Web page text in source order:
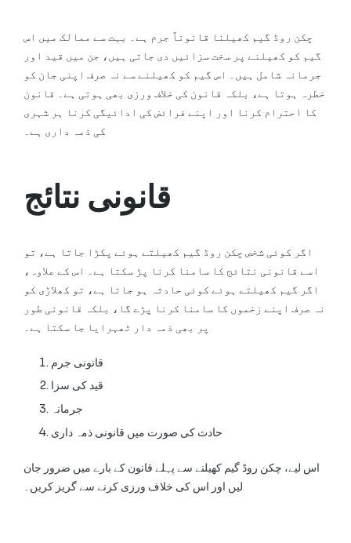
چکن روڈ گیم کھیلنا قانوناً جرم ہے۔ بہت سے ممالک میں اس
گیم کو کھیلنے پر سخت سزائیں دی جاتی ہیں، جن میں قید اور
جرمانہ شامل ہیں۔ اس گیم کو کھیلنے سے نہ صرف اپنی جان کو
خطرہ ہوتا ہے، بلکہ قانون کی خلاف ورزی بھی ہوتی ہے۔ قانون
کا احترام کرنا اور اپنے فرائض کی ادائیگی کرنا ہر شہری
کی ذمہ داری ہے۔
قانونی نتائج
اگر کوئی شخص چکن روڈ گیم کھیلتے ہوئے پکڑا جاتا ہے، تو
اسے قانونی نتائج کا سامنا کرنا پڑ سکتا ہے۔ اس کے علاوہ،
اگر گیم کھیلتے ہوئے کوئی حادثہ ہو جاتا ہے، تو کھلاڑی کو
نہ صرف اپنے زخموں کا سامنا کرنا پڑے گا، بلکہ قانونی طور
پر بھی ذمہ دار ٹھہرایا جا سکتا ہے۔
قانونی جرم
قید کی سزا
جرمانہ
حادث کی صورت میں قانونی ذمہ داری
اس لیے، چکن روڈ گیم کھیلنے سے پہلے قانون کے بارے میں ضرور جان
لیں اور اس کی خلاف ورزی کرنے سے گریز کریں۔